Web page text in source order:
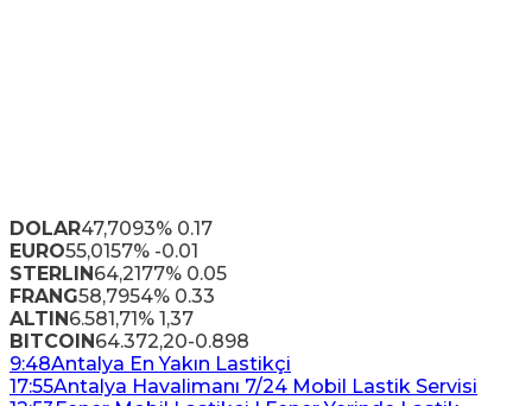
DOLAR47,7093% 0.17
EURO55,0157% -0.01
STERLIN64,2177% 0.05
FRANG58,7954% 0.33
ALTIN6.581,71% 1,37
BITCOIN64.372,20-0.898
9:48Antalya En Yakın Lastikçi
17:55Antalya Havalimanı 7/24 Mobil Lastik Servisi